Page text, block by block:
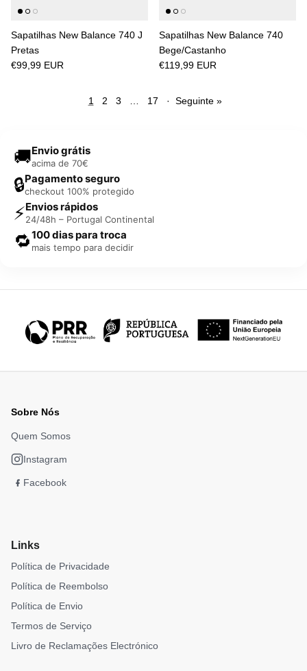
Sapatilhas New Balance 740 J
Pretas
€99,99 EUR
Sapatilhas New Balance 740
Bege/Castanho
€119,99 EUR
1 2 3 … 17 · Seguinte »
🚚Envio grátis
acima de 70€
🔒Pagamento seguro
checkout 100% protegido
⚡Envios rápidos
24/48h – Portugal Continental
🔁100 dias para troca
mais tempo para decidir
Sobre Nós
Quem Somos
Instagram
Facebook
Links
Política de Privacidade
Política de Reembolso
Política de Envio
Termos de Serviço
Livro de Reclamações Electrónico